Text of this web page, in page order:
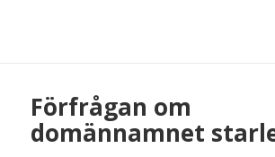
Förfrågan om
domännamnet